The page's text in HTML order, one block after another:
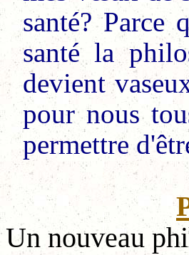
santé? Parce
santé la
devient
pour nous
permettre
Un nouveau